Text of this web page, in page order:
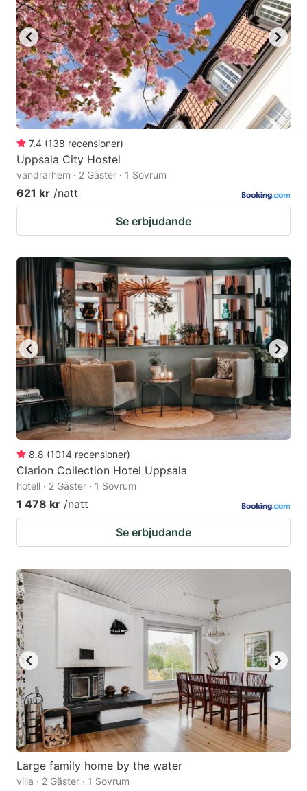
7.4 (138 recensioner)
Uppsala City Hostel
vandrarhem · 2 Gäster · 1 Sovrum
621 kr /natt
Se erbjudande
8.8 (1014 recensioner)
Clarion Collection Hotel Uppsala
hotell · 2 Gäster · 1 Sovrum
1 478 kr /natt
Se erbjudande
Large family home by the water
villa · 2 Gäster · 1 Sovrum